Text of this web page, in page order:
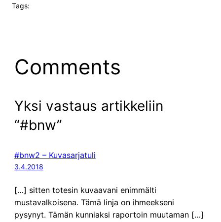
Tags:
Comments
Yksi vastaus artikkeliin
“#bnw”
#bnw2 – Kuvasarjatuli
3.4.2018
[…] sitten totesin kuvaavani enimmälti
mustavalkoisena. Tämä linja on ihmeekseni
pysynyt. Tämän kunniaksi raportoin muutaman […]